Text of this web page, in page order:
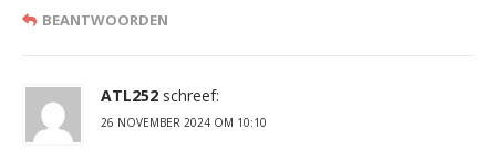
BEANTWOORDEN
ATL252 schreef:
26 NOVEMBER 2024 OM 10:10